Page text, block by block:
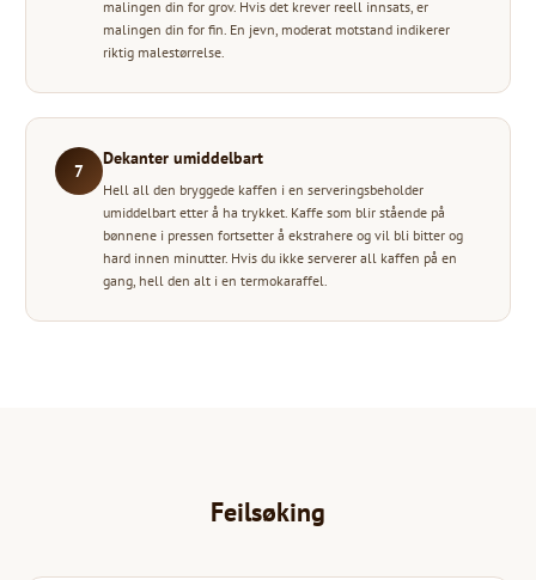
malingen din for grov. Hvis det krever reell innsats, er
malingen din for fin. En jevn, moderat motstand indikerer
riktig malestørrelse.
7
Dekanter umiddelbart
Hell all den bryggede kaffen i en serveringsbeholder
umiddelbart etter å ha trykket. Kaffe som blir stående på
bønnene i pressen fortsetter å ekstrahere og vil bli bitter og
hard innen minutter. Hvis du ikke serverer all kaffen på en
gang, hell den alt i en termokaraffel.
Feilsøking